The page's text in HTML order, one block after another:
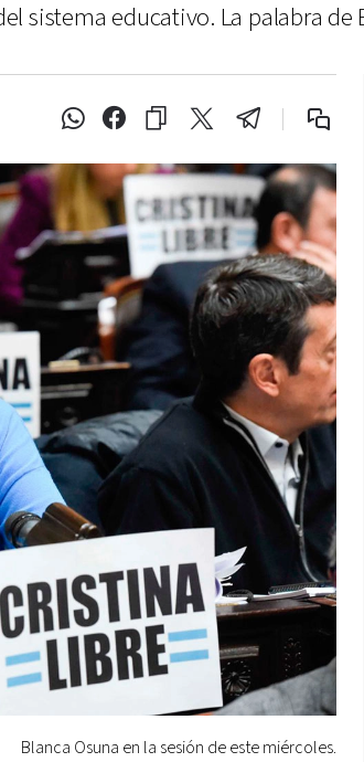
sistema educativo. La palabra de
Blanca Osuna en la sesión de este miércoles.